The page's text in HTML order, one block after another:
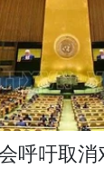
呼吁取